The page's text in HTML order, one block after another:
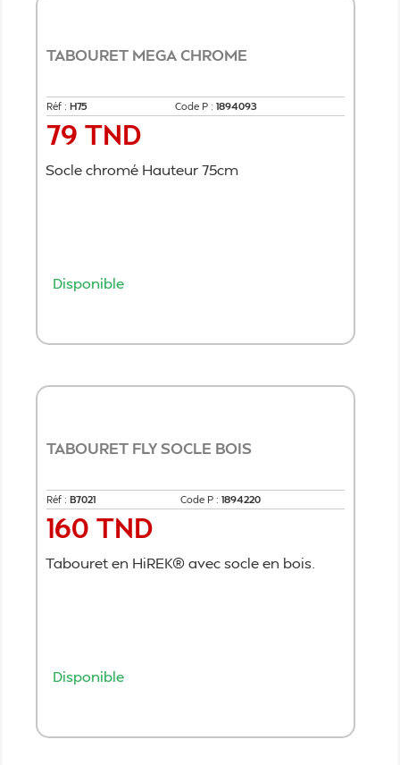
TABOURET MEGA CHROME
Réf : H75 Code P : 1894093
Prix
79 TND
Socle chromé Hauteur 75cm
Disponible
TABOURET FLY SOCLE BOIS
Réf : B7021 Code P : 1894220
Prix
160 TND
Tabouret en HiREK® avec socle en bois.
Disponible